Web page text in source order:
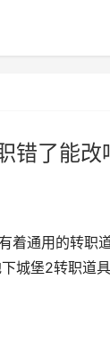
错了能改
着通用的转职
城堡2转职道